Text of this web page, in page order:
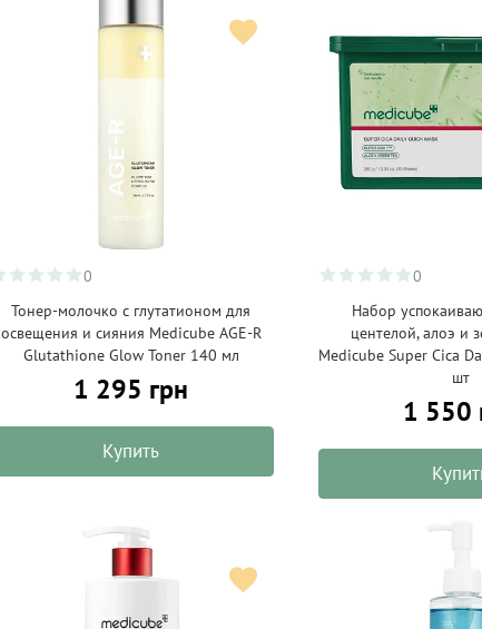
0
Тонер-молочко с глутатионом для
освещения и сияния Medicube AGE-R
Glutathione Glow Toner 140 мл
1 295 грн
Купить
0
Набор
центелой, алоэ и
Medicube Super Cica
шт
1 550